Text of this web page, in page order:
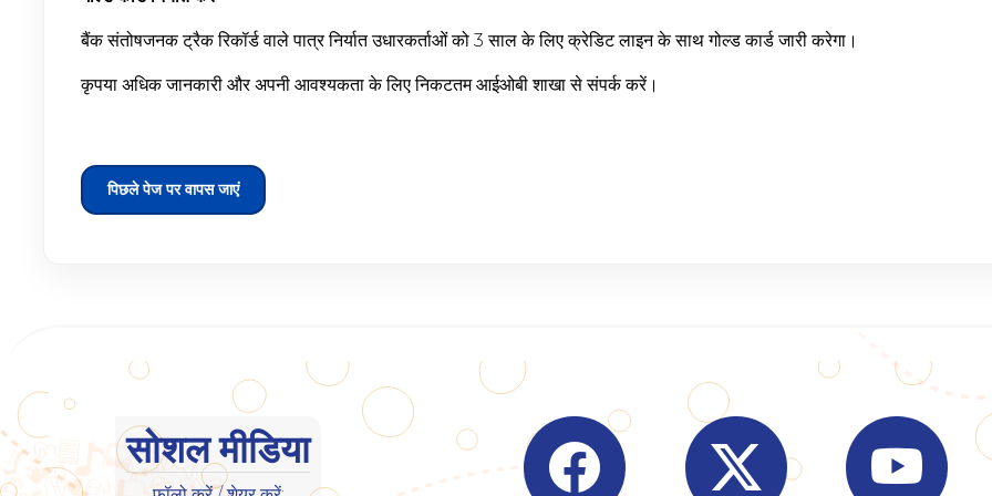
बैंक संतोषजनक ट्रैक रिकॉर्ड वाले पात्र निर्यात उधारकर्ताओं को 3 साल के लिए क्रेडिट लाइन के साथ गोल्ड कार्ड जारी करेगा।
कृपया अधिक जानकारी और अपनी आवश्यकता के लिए निकटतम आईओबी शाखा से संपर्क करें।
पिछले पेज पर वापस जाएं
सोशल मीडिया Visit Indian Overseas Bank Facebook page
Visit Indian OverseasVisit